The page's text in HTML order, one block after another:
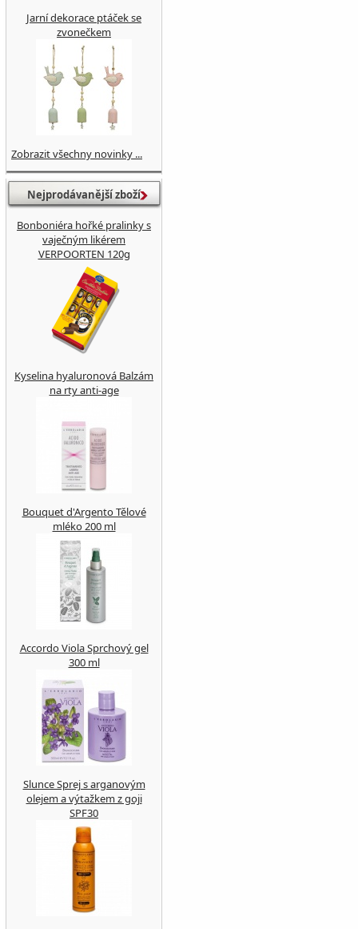
Jarní dekorace ptáček se
zvonečkem
Zobrazit všechny novinky ...
Nejprodávanější zboží
Bonboniéra hořké pralinky s
vaječným likérem
VERPOORTEN 120g
Kyselina hyaluronová Balzám
na rty anti-age
Bouquet d'Argento Tělové
mléko 200 ml
Accordo Viola Sprchový gel
300 ml
Slunce Sprej s arganovým
olejem a výtažkem z goji
SPF30